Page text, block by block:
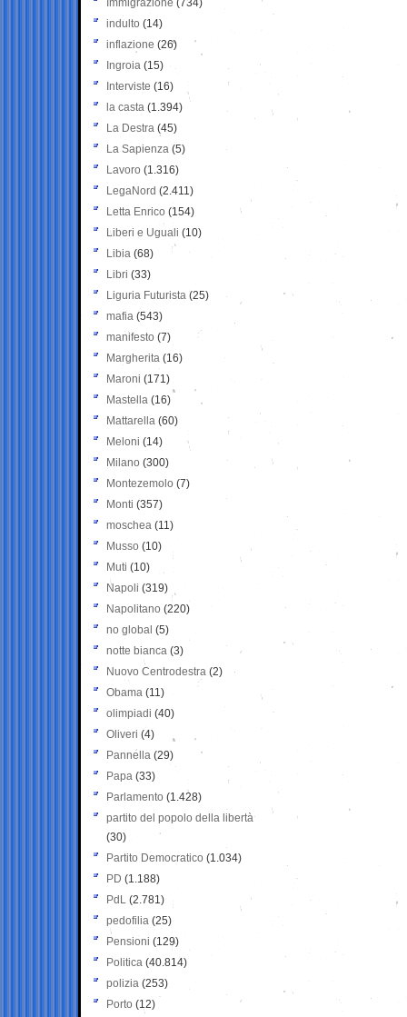
Immigrazione (734)
indulto (14)
inflazione (26)
Ingroia (15)
Interviste (16)
la casta (1.394)
La Destra (45)
La Sapienza (5)
Lavoro (1.316)
LegaNord (2.411)
Letta Enrico (154)
Liberi e Uguali (10)
Libia (68)
Libri (33)
Liguria Futurista (25)
mafia (543)
manifesto (7)
Margherita (16)
Maroni (171)
Mastella (16)
Mattarella (60)
Meloni (14)
Milano (300)
Montezemolo (7)
Monti (357)
moschea (11)
Musso (10)
Muti (10)
Napoli (319)
Napolitano (220)
no global (5)
notte bianca (3)
Nuovo Centrodestra (2)
Obama (11)
olimpiadi (40)
Oliveri (4)
Pannella (29)
Papa (33)
Parlamento (1.428)
partito del popolo della libertà
(30)
Partito Democratico (1.034)
PD (1.188)
PdL (2.781)
pedofilia (25)
Pensioni (129)
Politica (40.814)
polizia (253)
Porto (12)